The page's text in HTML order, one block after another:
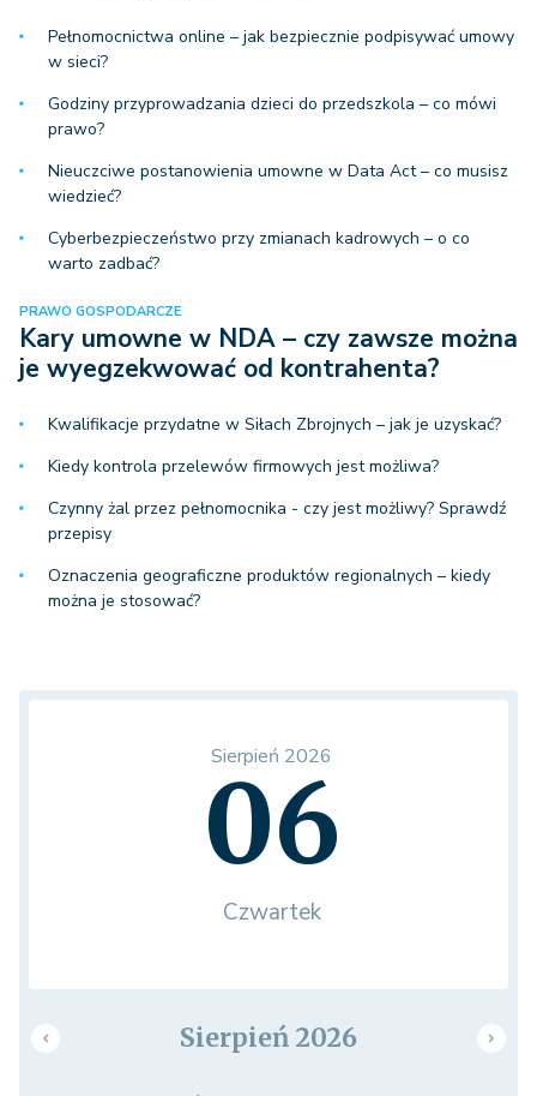
Pełnomocnictwa online – jak bezpiecznie podpisywać umowy
w sieci?
Godziny przyprowadzania dzieci do przedszkola – co mówi
prawo?
Nieuczciwe postanowienia umowne w Data Act – co musisz
wiedzieć?
Cyberbezpieczeństwo przy zmianach kadrowych – o co
warto zadbać?
PRAWO GOSPODARCZE
Kary umowne w NDA – czy zawsze można
je wyegzekwować od kontrahenta?
Kwalifikacje przydatne w Siłach Zbrojnych – jak je uzyskać?
Kiedy kontrola przelewów firmowych jest możliwa?
Czynny żal przez pełnomocnika - czy jest możliwy? Sprawdź
przepisy
Oznaczenia geograficzne produktów regionalnych – kiedy
można je stosować?
Sierpień 2026
06
Czwartek
Sierpień 2026